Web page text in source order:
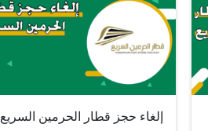
إلغاء حجز قطار الحرمين السريع